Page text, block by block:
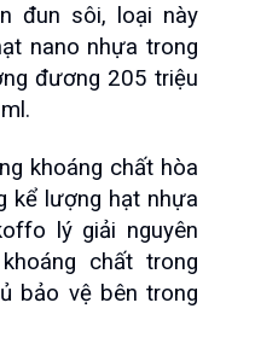
đun sôi, loại này
nano nhựa trong
đương 205 triệu
khoáng chất hòa
kể lượng hạt nhựa
lý giải nguyên
chất trong
bảo vệ bên trong